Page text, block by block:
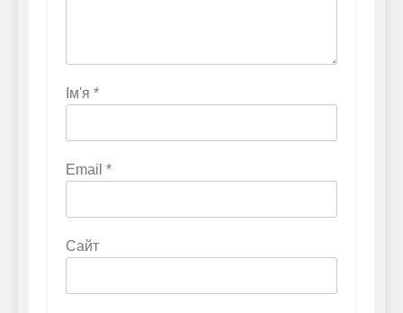
Ім'я *
Email *
Сайт